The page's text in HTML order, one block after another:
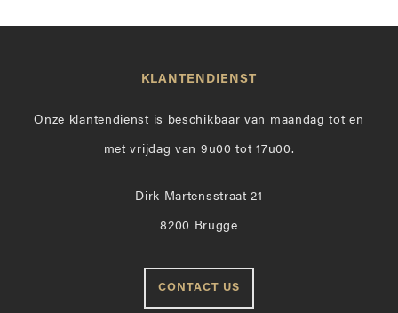
KLANTENDIENST
Onze klantendienst is beschikbaar van maandag tot en
met vrijdag van 9u00 tot 17u00.
Dirk Martensstraat 21
8200 Brugge
CONTACT US